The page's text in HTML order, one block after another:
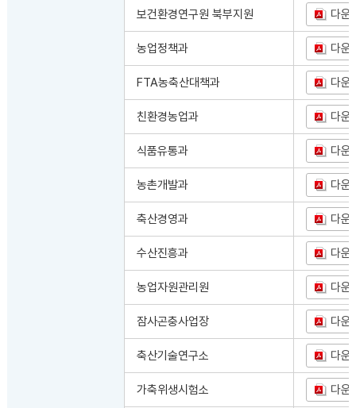
보건환경연구원 북부지원 다운
농업정책과 다운
FTA농축산대책과 다운
친환경농업과 다운
식품유통과 다운
농촌개발과 다운
축산경영과 다운
수산진흥과 다운
농업자원관리원 다운
잠사곤충사업장 다운
축산기술연구소 다운
가축위생시험소 다운